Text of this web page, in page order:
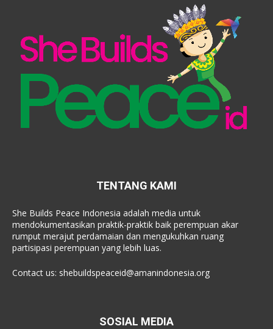
TENTANG KAMI
She Builds Peace Indonesia adalah media untuk
mendokumentasikan praktik-praktik baik perempuan akar
rumput merajut perdamaian dan mengukuhkan ruang
partisipasi perempuan yang lebih luas.
Contact us: shebuildspeaceid@amanindonesia.org
SOSIAL MEDIA